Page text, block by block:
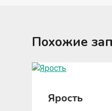
Похожие
Ярость